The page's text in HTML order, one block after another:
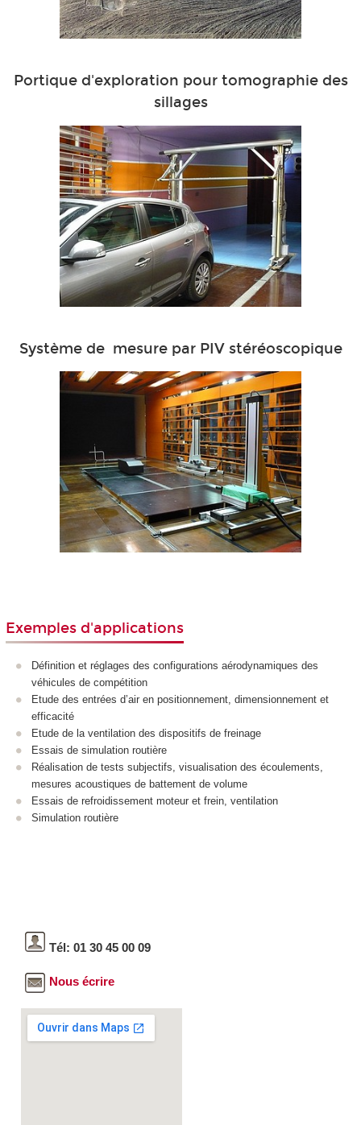
Portique d'exploration pour tomographie des
sillages
Système de mesure par PIV stéréoscopique
Exemples d'applications
Définition et réglages des configurations aérodynamiques des
véhicules de compétition
Etude des entrées d’air en positionnement, dimensionnement et
efficacité
Etude de la ventilation des dispositifs de freinage
Essais de simulation routière
Réalisation de tests subjectifs, visualisation des écoulements,
mesures acoustiques de battement de volume
Essais de refroidissement moteur et frein, ventilation
Simulation routière
Tél: 01 30 45 00 09
Nous écrire